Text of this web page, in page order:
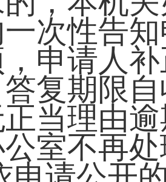
次性告
申请人
复期限
当理由
室不再